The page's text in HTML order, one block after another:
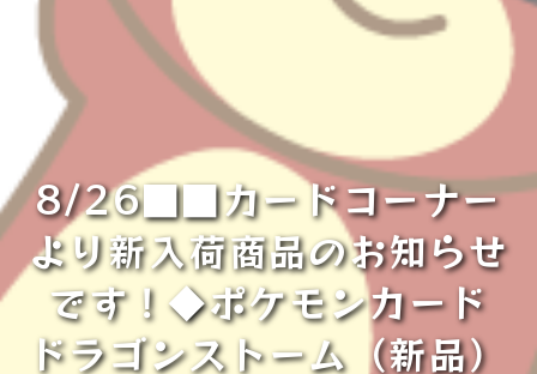
8/26■■カードコーナー
より新入荷商品のお知らせ
です！◆ポケモンカード
ドラゴンストーム（新品）